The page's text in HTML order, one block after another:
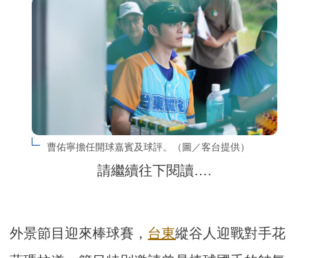
曹佑寧擔任開球嘉賓及球評。（圖／客台提供）
請繼續往下閱讀….
外景節目迎來棒球賽， 台東縱谷人迎戰對手花